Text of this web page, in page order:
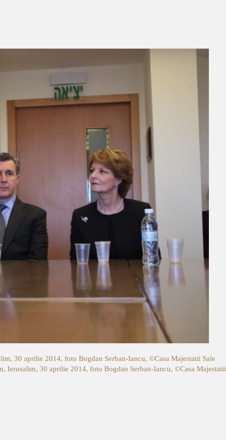
30 aprilie 2014, foto Bogdan Serban-Iancu, ©Casa Majestatii Sale
Ierusalim, 30 aprilie 2014, foto Bogdan Serban-Iancu, ©Casa Majestatii